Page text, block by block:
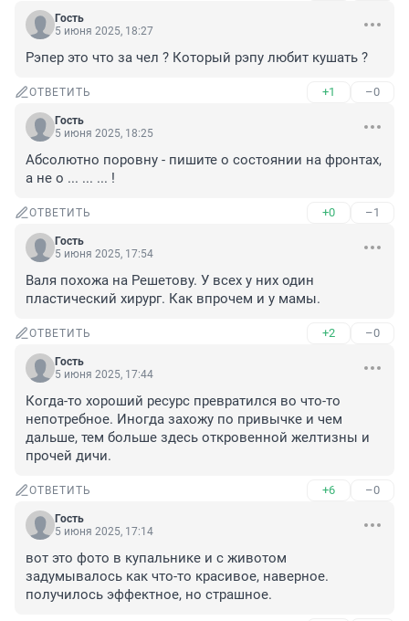
Гость
5 июня 2025, 18:27
Рэпер это что за чел ? Который рэпу любит кушать ?
ОТВЕТИТЬ +1 –0
Гость
5 июня 2025, 18:25
Абсолютно поровну - пишите о состоянии на фронтах,
а не о ... ... ... !
ОТВЕТИТЬ +0 –1
Гость
5 июня 2025, 17:54
Валя похожа на Решетову. У всех у них один
пластический хирург. Как впрочем и у мамы.
ОТВЕТИТЬ +2 –0
Гость
5 июня 2025, 17:44
Когда-то хороший ресурс превратился во что-то
непотребное. Иногда захожу по привычке и чем
дальше, тем больше здесь откровенной желтизны и
прочей дичи.
ОТВЕТИТЬ +6 –0
Гость
5 июня 2025, 17:14
вот это фото в купальнике и с животом
задумывалось как что-то красивое, наверное.
получилось эффектное, но страшное.